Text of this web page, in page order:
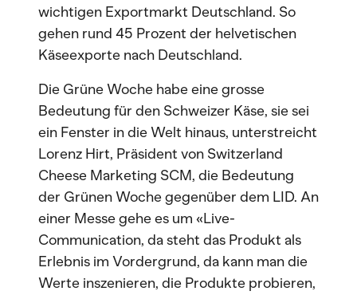
wichtigen Exportmarkt Deutschland. So
gehen rund 45 Prozent der helvetischen
Käseexporte nach Deutschland.
Die Grüne Woche habe eine grosse
Bedeutung für den Schweizer Käse, sie sei
ein Fenster in die Welt hinaus, unterstreicht
Lorenz Hirt, Präsident von Switzerland
Cheese Marketing SCM, die Bedeutung
der Grünen Woche gegenüber dem LID. An
einer Messe gehe es um «Live-
Communication, da steht das Produkt als
Erlebnis im Vordergrund, da kann man die
Werte inszenieren, die Produkte probieren,